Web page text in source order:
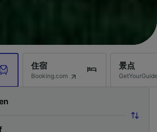
住宿
Booking.com
景点